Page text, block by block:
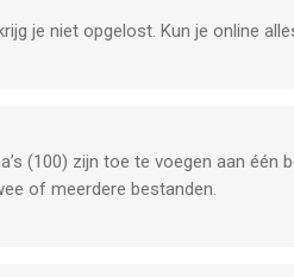
je niet opgelost. Kun je online
(100) zijn toe te voegen aan één
of meerdere bestanden.